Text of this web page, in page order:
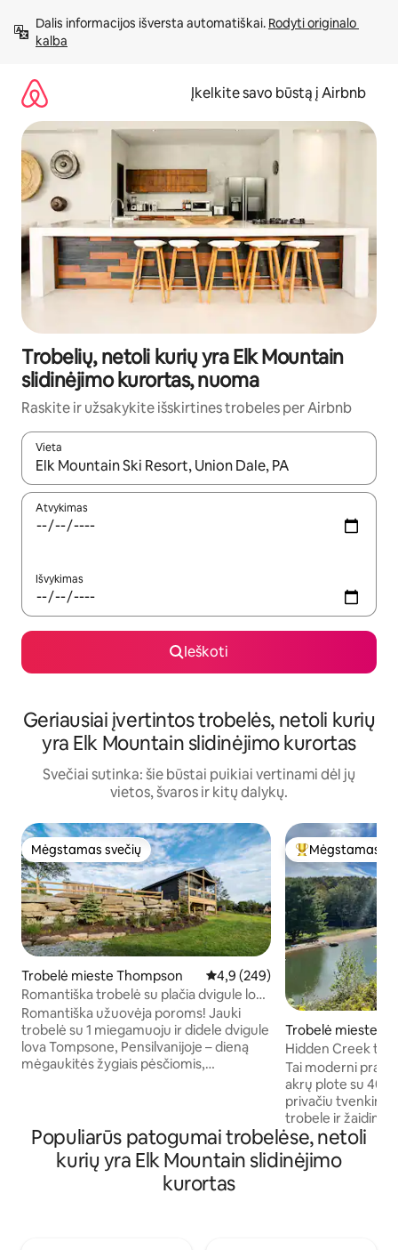
prie
turinio
Dalis informacijos išversta automatiškai. Rodyti originalo
kalba
Įkelkite savo būstą į Airbnb
Trobelių, netoli kurių yra Elk Mountain
slidinėjimo kurortas, nuoma
Raskite ir užsakykite išskirtines trobeles per Airbnb
Vieta
Kai pasirodys paieškos rezultatai, juos naršyti galite
Atvykimas
Išvykimas
Ieškoti
Geriausiai įvertintos trobelės, netoli kurių
yra Elk Mountain slidinėjimo kurortas
Svečiai sutinka: šie būstai puikiai vertinami dėl jų
vietos, švaros ir kitų dalykų.
Mėgstamas svečių
Mėgstamas svečių
Trobelė mieste Thompson Vidutinis įvertinimas: 4,9 iš 5,
4,9 (249)
Romantiška trobelė su plačia dvigule lova
beribiuose kalnuose
Romantiška užuovėja poroms! Jauki
trobelė su 1 miegamuoju ir didele dvigule
lova Tompsone, Pensilvanijoje – dieną
mėgaukitės žygiais pėsčiomis,
žvaigždėtu dangumi. Tobulas žavesio,
komforto ir privatumo derinys jūsų
poilsiui. „Ramus, privatus ir tobulas! Po
slidinėjimo patiko sūkurinė vonia.“ –
Svečių
Mėgstamas
Trobelė mieste
Hidden Creek
Tai moderni
akrų plote su 400
privačiu
trobele ir žaidimų
vos už 5 minučių
ežero, už 12
Honesdale, už 20
Populiarūs patogumai trobelėse, netoli
kurių yra Elk Mountain slidinėjimo
kurortas